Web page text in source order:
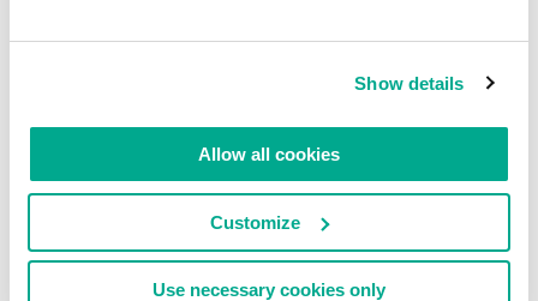
Show details
Allow all cookies
Customize
Use necessary cookies only
–アレクサンドル・プーシキン
」（1833年）
色とりどりの秋の景観を見るたびに、私はこの詩
の一節を思い出す。つい先日、日出る国でそのよ
うな景色を数多く見てきたところだ。